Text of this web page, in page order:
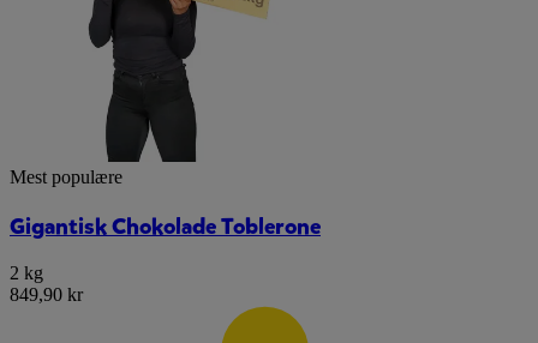
Mest populære
Gigantisk Chokolade Toblerone
2 kg
849,90 kr